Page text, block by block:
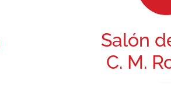
Salón
C. M.